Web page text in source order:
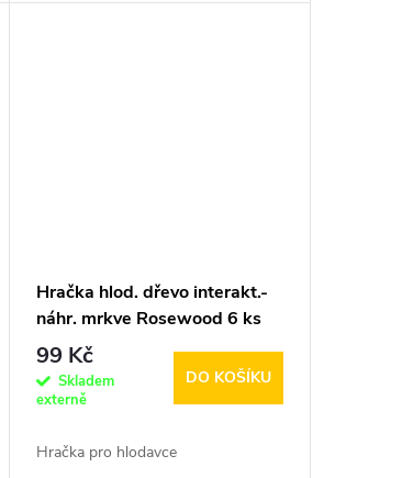
Hračka hlod. dřevo interakt.-
náhr. mrkve Rosewood 6 ks
99 Kč
Skladem
externě
DO KOŠÍKU
Hračka pro hlodavce